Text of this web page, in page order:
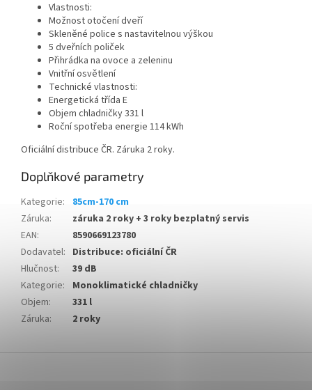
Vlastnosti:
Možnost otočení dveří
Skleněné police s nastavitelnou výškou
5 dveřních poliček
Přihrádka na ovoce a zeleninu
Vnitřní osvětlení
Technické vlastnosti:
Energetická třída E
Objem chladničky 331 l
Roční spotřeba energie 114 kWh
Oficiální distribuce ČR. Záruka 2 roky.
Doplňkové parametry
Kategorie:
85cm-170 cm
Záruka:
záruka 2 roky + 3 roky bezplatný servis
EAN:
8590669123780
Dodavatel: Distribuce: oficiální ČR
Hlučnost:
39 dB
Kategorie:
Monoklimatické chladničky
Objem:
331 l
Záruka: 2 roky